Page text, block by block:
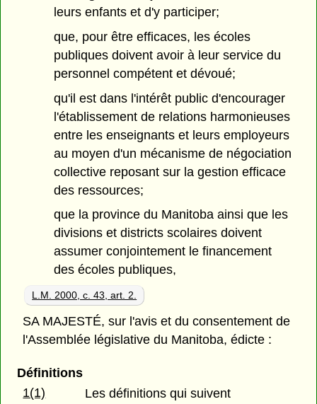
leurs enfants et d'y participer;
que, pour être efficaces, les écoles
publiques doivent avoir à leur service du
personnel compétent et dévoué;
qu'il est dans l'intérêt public d'encourager
l'établissement de relations harmonieuses
entre les enseignants et leurs employeurs
au moyen d'un mécanisme de négociation
collective reposant sur la gestion efficace
des ressources;
que la province du Manitoba ainsi que les
divisions et districts scolaires doivent
assumer conjointement le financement
des écoles publiques,
L.M. 2000, c. 43, art. 2.
SA MAJESTÉ, sur l'avis et du consentement de
l'Assemblée législative du Manitoba, édicte :
Définitions
1(1)
Les définitions qui suivent